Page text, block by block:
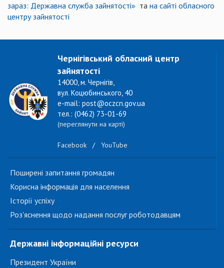
зараз: Державна служба зайнятості» та на сайті обласного
центру зайнятості
Чернігівський обласний центр
зайнятості
14000, м. Чернігів,
вул. Коцюбинського, 40
e-mail: post@oczcn.gov.ua
тел.: (0462) 73-01-69
(переглянути на карті)
Facebook / YouTube
Поширені запитання громадян
Корисна інформація для населення
Історії успіху
Роз'яснення щодо надання послуг роботодавцям
Державні інформаційні ресурси
Президент України